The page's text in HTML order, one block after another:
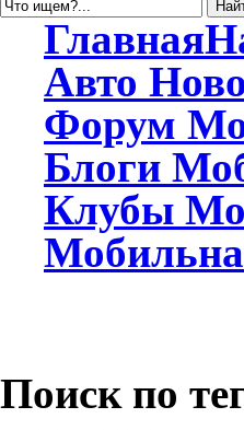
Главная
Авто
Форум
Блоги
Клубы
Поиск по